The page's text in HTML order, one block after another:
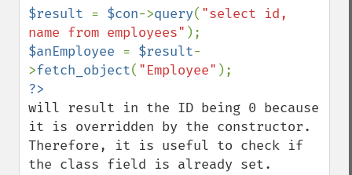
$result = $con->query( "select id,
name from employees"
$anEmployee = $result-
>fetch_object( "Employee"
will result in the ID being 0 because
it is overridden by the constructor.
Therefore, it is useful to check if
the class field is already set.